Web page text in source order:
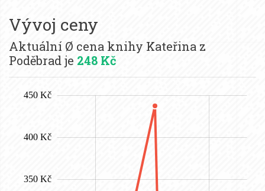
Vývoj ceny
Aktuální Ø cena knihy Kateřina z
Poděbrad je 248 Kč